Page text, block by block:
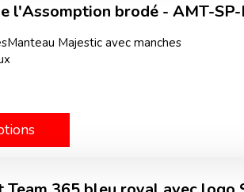
l'Assomption brodé - AMT-
Majestic avec manches